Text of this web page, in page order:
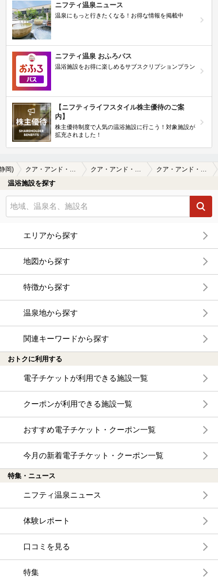
ニフティ温泉ニュース
温泉にもっと行きたくなる！お得な情報を掲載中
ニフティ温泉 おふろパス
温浴施設をお得に楽しめるサブスクリプションプラン
【ニフティライフスタイル株主優待のご案
内】
株主優待制度で人気の温浴施設に行こう！対象施設が
拡充されました！
岡)
温浴施設を探す
エリアから探す
地図から探す
特徴から探す
温泉地から探す
関連キーワードから探す
おトクに利用する
電子チケットが利用できる施設一覧
クーポンが利用できる施設一覧
おすすめ電子チケット・クーポン一覧
今月の新着電子チケット・クーポン一覧
特集・ニュース
ニフティ温泉ニュース
体験レポート
口コミを見る
特集